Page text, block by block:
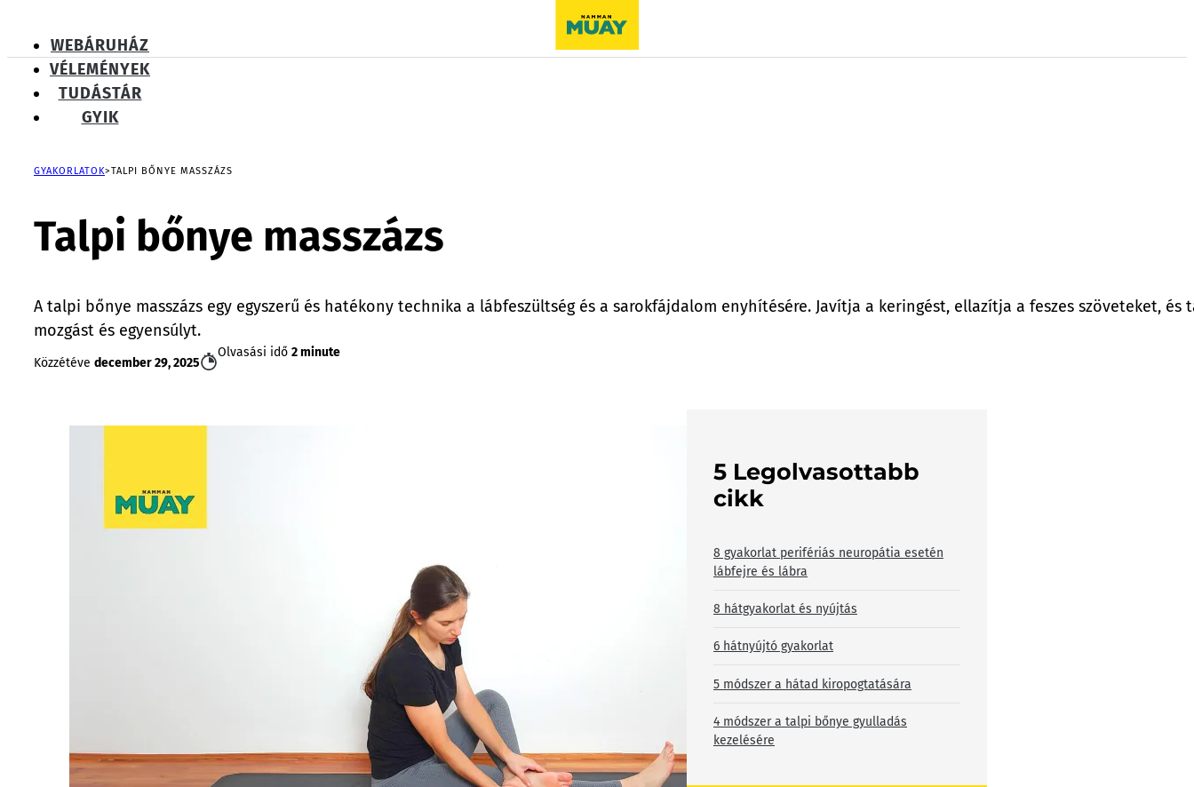
WEBÁRUHÁZ
VÉLEMÉNYEK
TUDÁSTÁR
GYIK
GYAKORLATOK TALPI BŐNYE MASSZÁZS
Talpi bőnye masszázs
A talpi bőnye masszázs egy egyszerű és hatékony technika a lábfeszültség és a sarokfájdalom enyhítésére. Javítja a keringést, ellazítja a feszes szöveteket, és
mozgást és egyensúlyt.
Közzétéve december 29, 2025
Olvasási idő 2 minute
5 Legolvasottabb
cikk
8 gyakorlat perifériás neuropátia esetén
lábfejre és lábra
8 hátgyakorlat és nyújtás
6 hátnyújtó gyakorlat
5 módszer a hátad kiropogtatására
4 módszer a talpi bőnye gyulladás
kezelésére